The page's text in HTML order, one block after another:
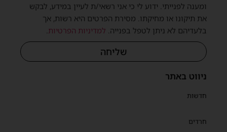
ניווט באתר
חדשות
חרדים
ומענה לפנייתי. ידוע לי כי אני רשאי/ת לעיין במידע, לבקש
את תיקונו או מחיקתו. מסירת הפרטים היא רשות, אך
בלעדיהם לא ניתן לטפל בפנייה.למדיניות הפרטיות.
שליחה